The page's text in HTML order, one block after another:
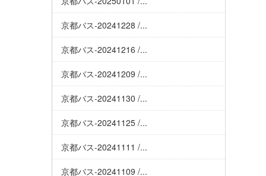
京都バス-20241228 /...
京都バス-20241216 /...
京都バス-20241209 /...
京都バス-20241130 /...
京都バス-20241125 /...
京都バス-20241111 /...
京都バス-20241109 /...